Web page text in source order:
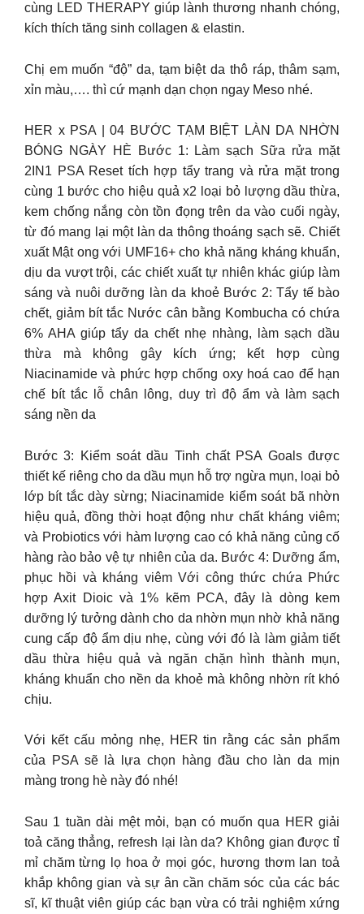
cùng LED THERAPY giúp lành thương nhanh chóng,
kích thích tăng sinh collagen & elastin.
Chị em muốn “độ” da, tạm biệt da thô ráp, thâm sạm,
xỉn màu,…. thì cứ mạnh dạn chọn ngay Meso nhé.
HER x PSA | 04 BƯỚC TẠM BIỆT LÀN DA NHỜN
BÓNG NGÀY HÈ Bước 1: Làm sạch Sữa rửa mặt
2IN1 PSA Reset tích hợp tẩy trang và rửa mặt trong
cùng 1 bước cho hiệu quả x2 loại bỏ lượng dầu thừa,
kem chống nắng còn tồn đọng trên da vào cuối ngày,
từ đó mang lại một làn da thông thoáng sạch sẽ. Chiết
xuất Mật ong với UMF16+ cho khả năng kháng khuẩn,
dịu da vượt trội, các chiết xuất tự nhiên khác giúp làm
sáng và nuôi dưỡng làn da khoẻ Bước 2: Tẩy tế bào
chết, giảm bít tắc Nước cân bằng Kombucha có chứa
6% AHA giúp tẩy da chết nhẹ nhàng, làm sạch dầu
thừa mà không gây kích ứng; kết hợp cùng
Niacinamide và phức hợp chống oxy hoá cao để hạn
chế bít tắc lỗ chân lông, duy trì độ ẩm và làm sạch
sáng nền da
Bước 3: Kiểm soát dầu Tinh chất PSA Goals được
thiết kế riêng cho da dầu mụn hỗ trợ ngừa mụn, loại bỏ
lớp bít tắc dày sừng; Niacinamide kiểm soát bã nhờn
hiệu quả, đồng thời hoạt động như chất kháng viêm;
và Probiotics với hàm lượng cao có khả năng củng cố
hàng rào bảo vệ tự nhiên của da. Bước 4: Dưỡng ẩm,
phục hồi và kháng viêm Với công thức chứa Phức
hợp Axit Dioic và 1% kẽm PCA, đây là dòng kem
dưỡng lý tưởng dành cho da nhờn mụn nhờ khả năng
cung cấp độ ẩm dịu nhẹ, cùng với đó là làm giảm tiết
dầu thừa hiệu quả và ngăn chặn hình thành mụn,
kháng khuẩn cho nền da khoẻ mà không nhờn rít khó
chịu.
Với kết cấu mỏng nhẹ, HER tin rằng các sản phẩm
của PSA sẽ là lựa chọn hàng đầu cho làn da mịn
màng trong hè này đó nhé!
Sau 1 tuần dài mệt mỏi, bạn có muốn qua HER giải
toả căng thẳng, refresh lại làn da? Không gian được tỉ
mỉ chăm từng lọ hoa ở mọi góc, hương thơm lan toả
khắp không gian và sự ân cần chăm sóc của các bác
sĩ, kĩ thuật viên giúp các bạn vừa có trải nghiệm xứng